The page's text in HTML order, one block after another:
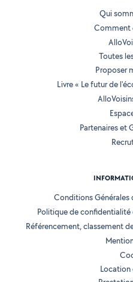
Qui
Comment
Toutes
Proposer
Livre « Le futur de
Partenaires et
Conditions
Politique de confidentialité
Référencement, classement
Location